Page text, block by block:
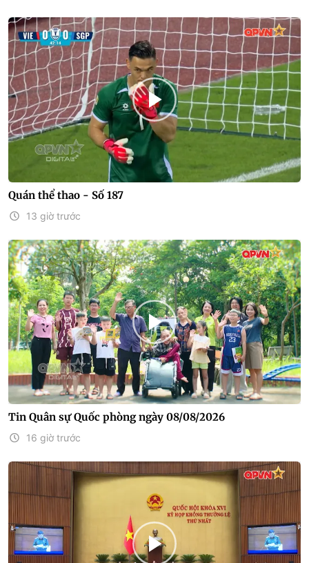
Quán thể thao - Số 187
13 giờ trước
Tin Quân sự Quốc phòng ngày 08/08/2026
16 giờ trước